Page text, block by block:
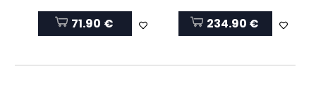
71.90 € 234.90 €